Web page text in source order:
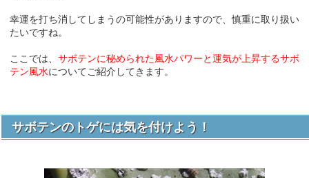
幸運を打ち消してしまうの可能性がありますので、慎重に取り扱い
たいですね。
ここでは、 サボテンに秘められた風水パワーと運気が上昇するサボ
テン風水についてご紹介してきます。
サボテンのトゲには気を付けよう！